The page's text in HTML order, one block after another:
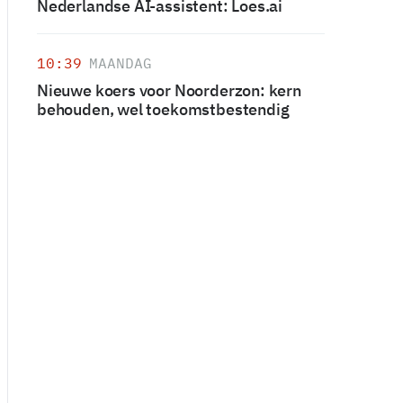
Nederlandse AI-assistent: Loes.ai
10:39 MAANDAG
Nieuwe koers voor Noorderzon: kern
behouden, wel toekomstbestendig